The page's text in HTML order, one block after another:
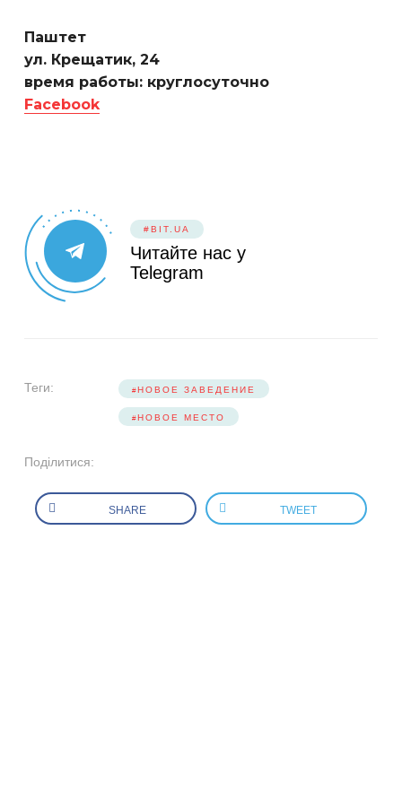
Паштет
ул. Крещатик, 24
время работы: круглосуточно
Facebook
#BIT.UA
Читайте нас у
Telegram
Теги: НОВОЕ ЗАВЕДЕНИЕ
НОВОЕ МЕСТО
Поділитися:
SHARE TWEET